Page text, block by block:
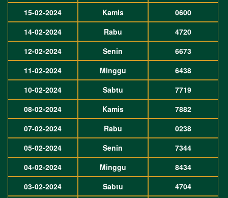
15-02-2024 Kamis
0600
14-02-2024
Rabu
4720
12-02-2024
Senin
6673
11-02-2024
Minggu
6438
10-02-2024
Sabtu
7719
08-02-2024
Kamis
7882
07-02-2024
Rabu
0238
05-02-2024
Senin
7344
04-02-2024
Minggu
8434
03-02-2024
Sabtu 4704